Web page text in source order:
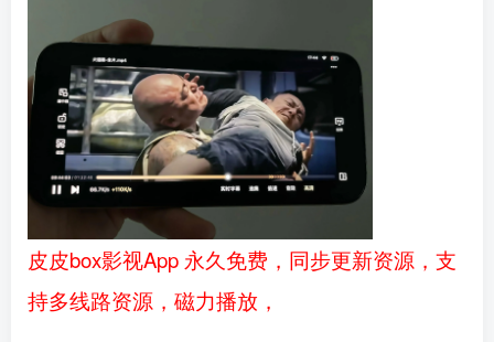
皮皮box影视App 永久免费，同步更新资源，支
持多线路资源，磁力播放，